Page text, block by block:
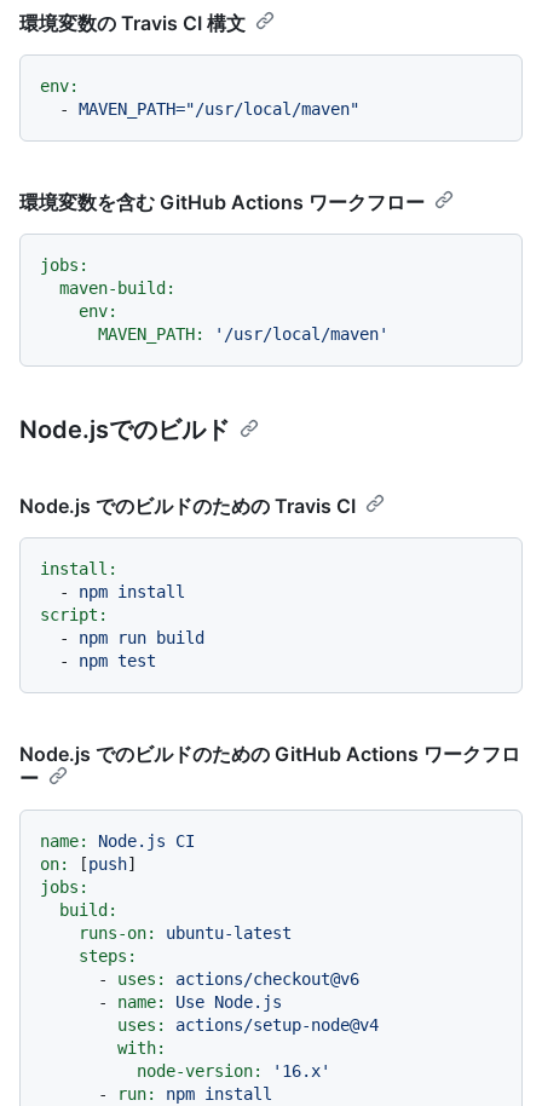
環境変数の Travis CI 構文
env:
-
MAVEN_PATH="/usr/local/maven"
環境変数を含む GitHub Actions ワークフロー
jobs:
maven-build:
env:
MAVEN_PATH:
'/usr/local/maven'
Node.jsでのビルド
Node.js でのビルドのための Travis CI
install:
-
npm install
script:
-
npm run
build
-
npm test
Node.js でのビルドのための GitHub Actions ワークフロ
ー
name: Node.js
CI
on:
[push
jobs:
build:
runs-on:
ubuntu-latest
steps:
-
uses:
actions/checkout@v6
-
name: Use Node.js
uses:
actions/setup-node@v4
with:
node-version:
'16.x'
-
run: npm install